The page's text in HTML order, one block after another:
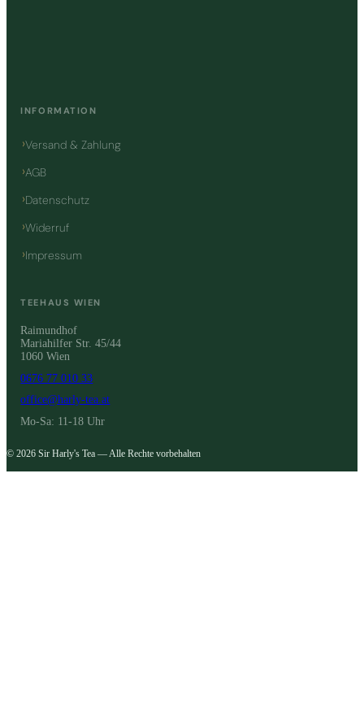
INFORMATION
Versand & Zahlung
AGB
Datenschutz
Widerruf
Impressum
TEEHAUS WIEN
Raimundhof
Mariahilfer Str. 45/44
1060 Wien
0676 77 010 33
office@harly-tea.at
Mo-Sa: 11-18 Uhr
© 2026 Sir Harly's Tea — Alle Rechte vorbehalten